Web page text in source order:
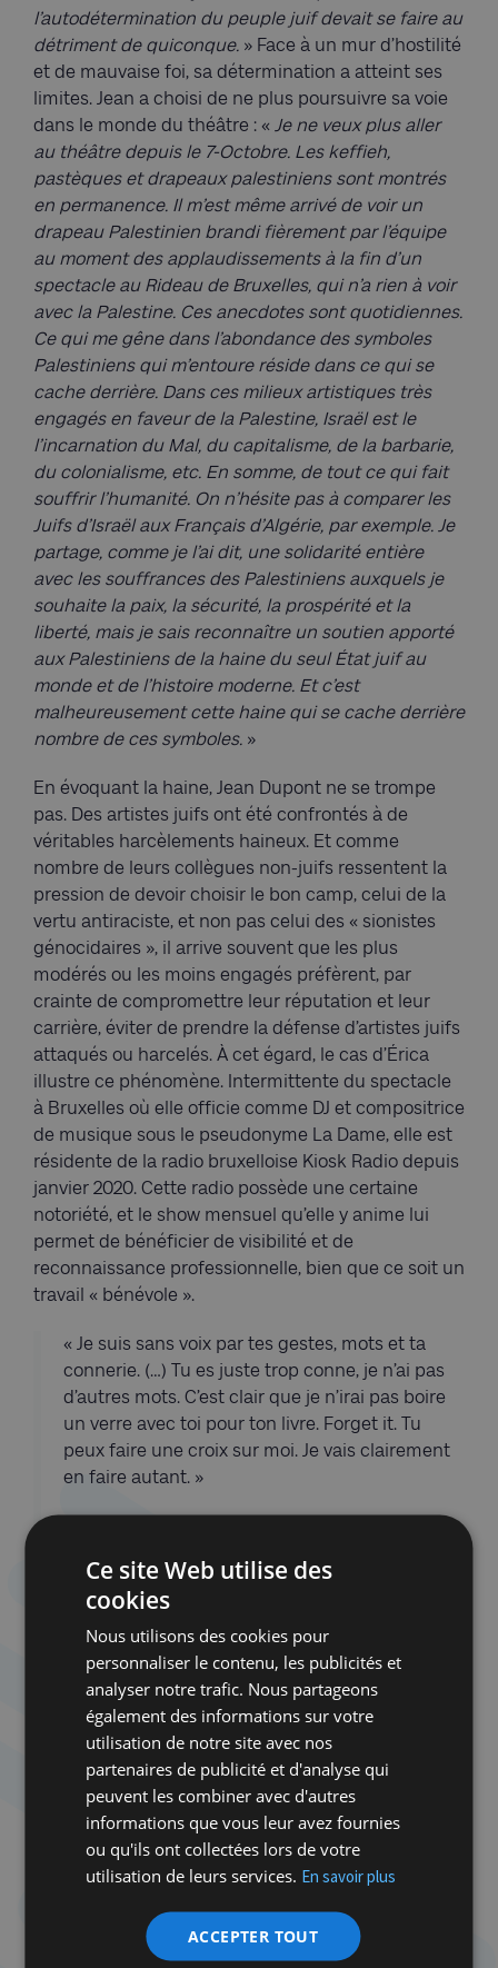
l’autodétermination du peuple juif devait se faire au
détriment de quiconque. » Face à un mur d’hostilité
et de mauvaise foi, sa détermination a atteint ses
limites. Jean a choisi de ne plus poursuivre sa voie
dans le monde du théâtre : « Je ne veux plus aller
au théâtre depuis le 7-Octobre. Les keffieh,
pastèques et drapeaux palestiniens sont montrés
en permanence. Il m’est même arrivé de voir un
drapeau Palestinien brandi fièrement par l’équipe
au moment des applaudissements à la fin d’un
spectacle au Rideau de Bruxelles, qui n’a rien à voir
avec la Palestine. Ces anecdotes sont quotidiennes.
Ce qui me gêne dans l’abondance des symboles
Palestiniens qui m’entoure réside dans ce qui se
cache derrière. Dans ces milieux artistiques très
engagés en faveur de la Palestine, Israël est le
l’incarnation du Mal, du capitalisme, de la barbarie,
du colonialisme, etc. En somme, de tout ce qui fait
souffrir l’humanité. On n’hésite pas à comparer les
Juifs d’Israël aux Français d’Algérie, par exemple. Je
partage, comme je l’ai dit, une solidarité entière
avec les souffrances des Palestiniens auxquels je
souhaite la paix, la sécurité, la prospérité et la
liberté, mais je sais reconnaître un soutien apporté
aux Palestiniens de la haine du seul État juif au
monde et de l’histoire moderne. Et c’est
malheureusement cette haine qui se cache derrière
nombre de ces symboles. »
En évoquant la haine, Jean Dupont ne se trompe
pas. Des artistes juifs ont été confrontés à de
véritables harcèlements haineux. Et comme
nombre de leurs collègues non-juifs ressentent la
pression de devoir choisir le bon camp, celui de la
vertu antiraciste, et non pas celui des « sionistes
génocidaires », il arrive souvent que les plus
modérés ou les moins engagés préfèrent, par
crainte de compromettre leur réputation et leur
carrière, éviter de prendre la défense d’artistes juifs
attaqués ou harcelés. À cet égard, le cas d’Érica
illustre ce phénomène. Intermittente du spectacle
à Bruxelles où elle officie comme DJ et compositrice
de musique sous le pseudonyme La Dame, elle est
résidente de la radio bruxelloise Kiosk Radio depuis
janvier 2020. Cette radio possède une certaine
notoriété, et le show mensuel qu’elle y anime lui
permet de bénéficier de visibilité et de
reconnaissance professionnelle, bien que ce soit un
travail « bénévole ».
« Je suis sans voix par tes gestes, mots et ta
connerie. (…) Tu es juste trop conne, je n’ai pas
d’autres mots. C’est clair que je n’irai pas boire
un verre avec toi pour ton livre. Forget it. Tu
peux faire une croix sur moi. Je vais clairement
en faire autant. »
Invitée en septembre 2024 à se produire à Tel-Aviv
par un promoteur de soirées et de festivals, elle
décide, après maintes hésitations, de poster de Tel-
Aviv des stories sur son profil Instagram à propos
de cette expérience. Il s’agit de messages pacifistes
et de tolérance dans lesquels elle exprime son lien
familial et affectif avec Israël, tout en rappelant sa
condamnation de la politique du gouvernement
Netanyahou. Elle explique surtout que lors de ces
soirées musicales clandestines, elle a rencontré des
artistes qui ne font pas la promotion de la guerre ni
de la violence. C’est alors qu’elle reçoit le lendemain
virulents qui retiennent le plus son attention, il y a
ceux postés par une DJ également résidente de
Ce site Web utilise des
cookies
Nous utilisons des cookies pour
personnaliser le contenu, les publicités et
analyser notre trafic. Nous partageons
également des informations sur votre
utilisation de notre site avec nos
partenaires de publicité et d'analyse qui
peuvent les combiner avec d'autres
informations que vous leur avez fournies
ou qu'ils ont collectées lors de votre
utilisation de leurs services. En savoir plus
ACCEPTER TOUT